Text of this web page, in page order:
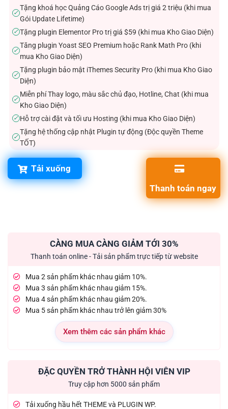
✓
Tặng khoá học Quảng Cáo Google Ads trị giá 2 triệu (khi mua
Gói Update Lifetime)
✓Tặng plugin Elementor Pro trị giá $59 (khi mua Kho Giao Diện)
✓
Tăng plugin Yoast SEO Premium hoặc Rank Math Pro (khi
mua Kho Giao Diện)
✓
Tặng plugin bảo mật iThemes Security Pro (khi mua Kho Giao
Diện)
✓
Miễn phí Thay logo, màu sắc chủ đạo, Hotline, Chat (khi mua
Kho Giao Diện)
✓Hỗ trợ cài đặt và tối ưu Hosting (khi mua Kho Giao Diện)
✓
Tặng hệ thống cập nhật Plugin tự động (Độc quyền Theme
TỐT)
Tải xuống
Thanh toán ngay
CÀNG MUA CÀNG GIẢM TỚI 30%
Thanh toán online - Tải sản phẩm trực tiếp từ website
Mua 2 sản phẩm khác nhau giảm 10%.
Mua 3 sản phẩm khác nhau giảm 15%.
Mua 4 sản phẩm khác nhau giảm 20%.
Mua 5 sản phẩm khác nhau trở lên giảm 30%
Xem thêm các sản phẩm khác
ĐẶC QUYỀN TRỞ THÀNH HỘI VIÊN VIP
Truy cập hơn 5000 sản phẩm
Tải xuống hầu hết THEME và PLUGIN WP.